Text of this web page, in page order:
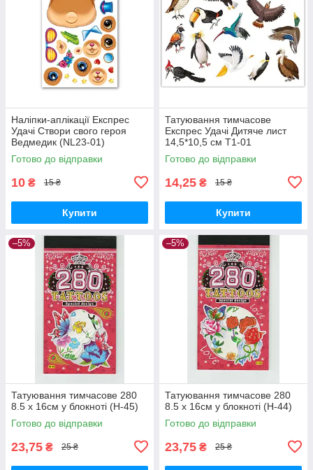
Наліпки-аплікації Експрес
Удачі Створи свого героя
Ведмедик (NL23-01)
Готово до відправки
10 ₴ 15 ₴
Купити
Татуювання тимчасове
Експрес Удачі Дитяче лист
14,5*10,5 см Т1-01
Готово до відправки
14,25 ₴ 15 ₴
Купити
–5%
Татуювання тимчасове 280
8.5 х 16см у блокноті (H-45)
Готово до відправки
23,75 ₴ 25 ₴
–5%
Татуювання тимчасове 280
8.5 х 16см у блокноті (H-44)
Готово до відправки
23,75 ₴ 25 ₴